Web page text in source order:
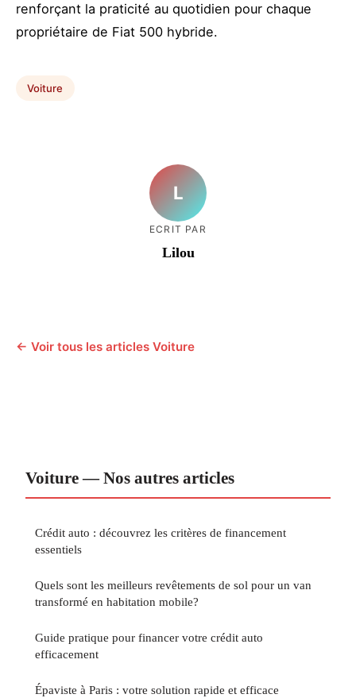
renforçant la praticité au quotidien pour chaque
propriétaire de Fiat 500 hybride.
Voiture
L
ECRIT PAR
Lilou
← Voir tous les articles Voiture
Voiture — Nos autres articles
Crédit auto : découvrez les critères de financement
essentiels
Quels sont les meilleurs revêtements de sol pour un van
transformé en habitation mobile?
Guide pratique pour financer votre crédit auto
efficacement
Épaviste à Paris : votre solution rapide et efficace